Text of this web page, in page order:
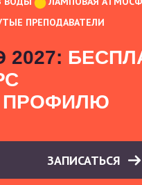
ПРЕПОДАВАТЕЛИ
2027:
ПРОФИЛЮ
ЗАПИСАТЬСЯ